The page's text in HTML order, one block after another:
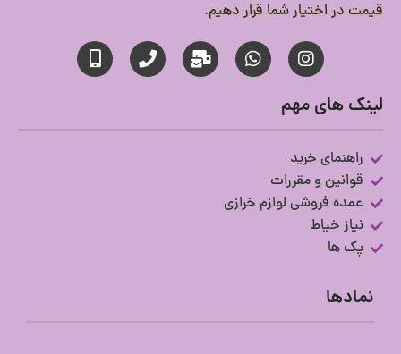
قیمت در اختیار شما قرار دهیم.
لینک های مهم
راهنمای خرید
قوانین و مقررات
عمده فروشی لوازم خرازی
نیاز خیاط
پک ها
نمادها